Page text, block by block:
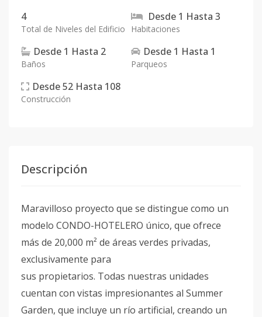
4
Total de Niveles del Edificio
Desde 1 Hasta 3
Habitaciones
Desde 1 Hasta 2
Baños
Desde 1 Hasta 1
Parqueos
Desde52 Hasta 108
Construcción
Descripción
Maravilloso proyecto que se distingue como un
modelo CONDO-HOTELERO único, que ofrece
más de 20,000 m² de áreas verdes privadas,
exclusivamente para
sus propietarios. Todas nuestras unidades
cuentan con vistas impresionantes al Summer
Garden, que incluye un río artificial, creando un